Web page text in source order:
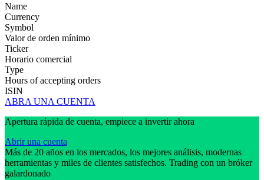
Name
Currency
Symbol
Valor de orden mínimo
Ticker
Horario comercial
Type
Hours of accepting orders
ISIN
ABRA UNA CUENTA
Apertura rápida de cuenta, empiece a invertir ahora
Abrir una cuenta
Más de 20 años en los mercados, los mejores análisis, modernas
herramientas y miles de clientes satisfechos. Trading con un bróker
galardonado